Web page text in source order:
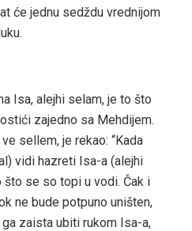
će jednu sedždu vrednijom
Isa, alejhi selam, je to što
zajedno sa Mehdijem.
sellem, je rekao: “Kada
vidi hazreti Isa-a (alejhi
se so topi u vodi. Čak i
ne bude potpuno uništen,
zaista ubiti rukom Isa-a,